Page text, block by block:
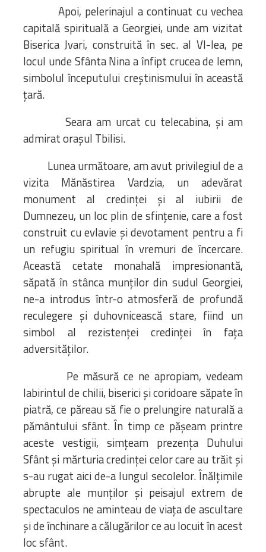
Apoi, pelerinajul a continuat cu vechea
capitală spirituală a Georgiei, unde am vizitat
Biserica Jvari, construită în sec. al VI-lea, pe
locul unde Sfânta Nina a înfipt crucea de lemn,
simbolul începutului creștinismului în această
țară.
Seara am urcat cu telecabina, și am
admirat orașul Tbilisi.
Lunea următoare, am avut privilegiul de a
vizita Mănăstirea Vardzia, un adevărat
monument al credinței și al iubirii de
Dumnezeu, un loc plin de sfințenie, care a fost
construit cu evlavie și devotament pentru a fi
un refugiu spiritual în vremuri de încercare.
Această cetate monahală impresionantă,
săpată în stânca munților din sudul Georgiei,
ne-a introdus într-o atmosferă de profundă
reculegere și duhovnicească stare, fiind un
simbol al rezistenței credinței în fața
adversităților.
Pe măsură ce ne apropiam, vedeam
labirintul de chilii, biserici și coridoare săpate în
piatră, ce păreau să fie o prelungire naturală a
pământului sfânt. În timp ce pășeam printre
aceste vestigii, simțeam prezența Duhului
Sfânt și mărturia credinței celor care au trăit și
s-au rugat aici de-a lungul secolelor. Înălțimile
abrupte ale munților și peisajul extrem de
spectaculos ne aminteau de viața de ascultare
și de închinare a călugărilor ce au locuit în acest
loc sfânt.